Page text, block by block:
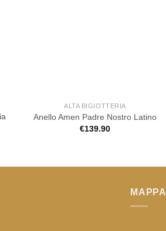
ALTA BIGIOTTERIA
Anello Amen Padre Nostro Latino
€139.90
MAPPA